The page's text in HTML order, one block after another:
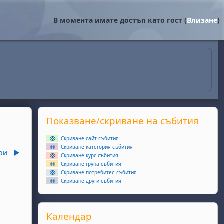
В момента имате достъп като гост (Влизане)
▶︎
2 ноемвринеделя, 3 ноември
Supplementary blocks
Прескочи Показване/скриване на събития
Показване/скриване на събития
Скриване сайт събития
Скриване категория събития
Скриване курс събития
Скриване група събития
Скриване потребител събития
Скриване други събития
Прескочи Календар
Календар